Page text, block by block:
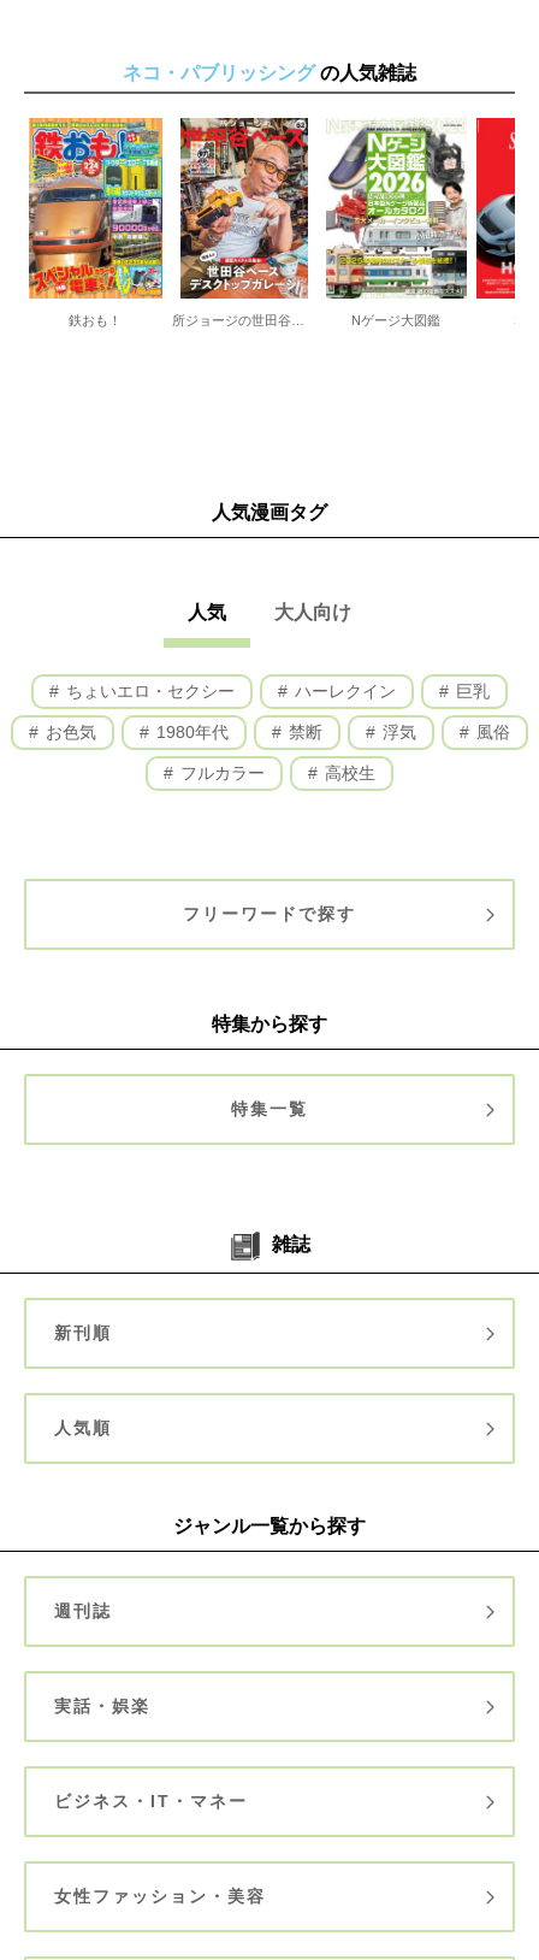
ネコ・パブリッシングの人気雑誌
鉄おも！ 所ジョージの世田谷ベース Nゲージ大図鑑
人気漫画タグ
人気 大人向け
ちょいエロ・セクシー ハーレクイン 巨乳
お色気 1980年代 禁断 浮気 風俗
フルカラー 高校生
フリーワードで探す
特集から探す
特集一覧
雑誌
新刊順
人気順
ジャンル一覧から探す
週刊誌
実話・娯楽
ビジネス・IT・マネー
女性ファッション・美容